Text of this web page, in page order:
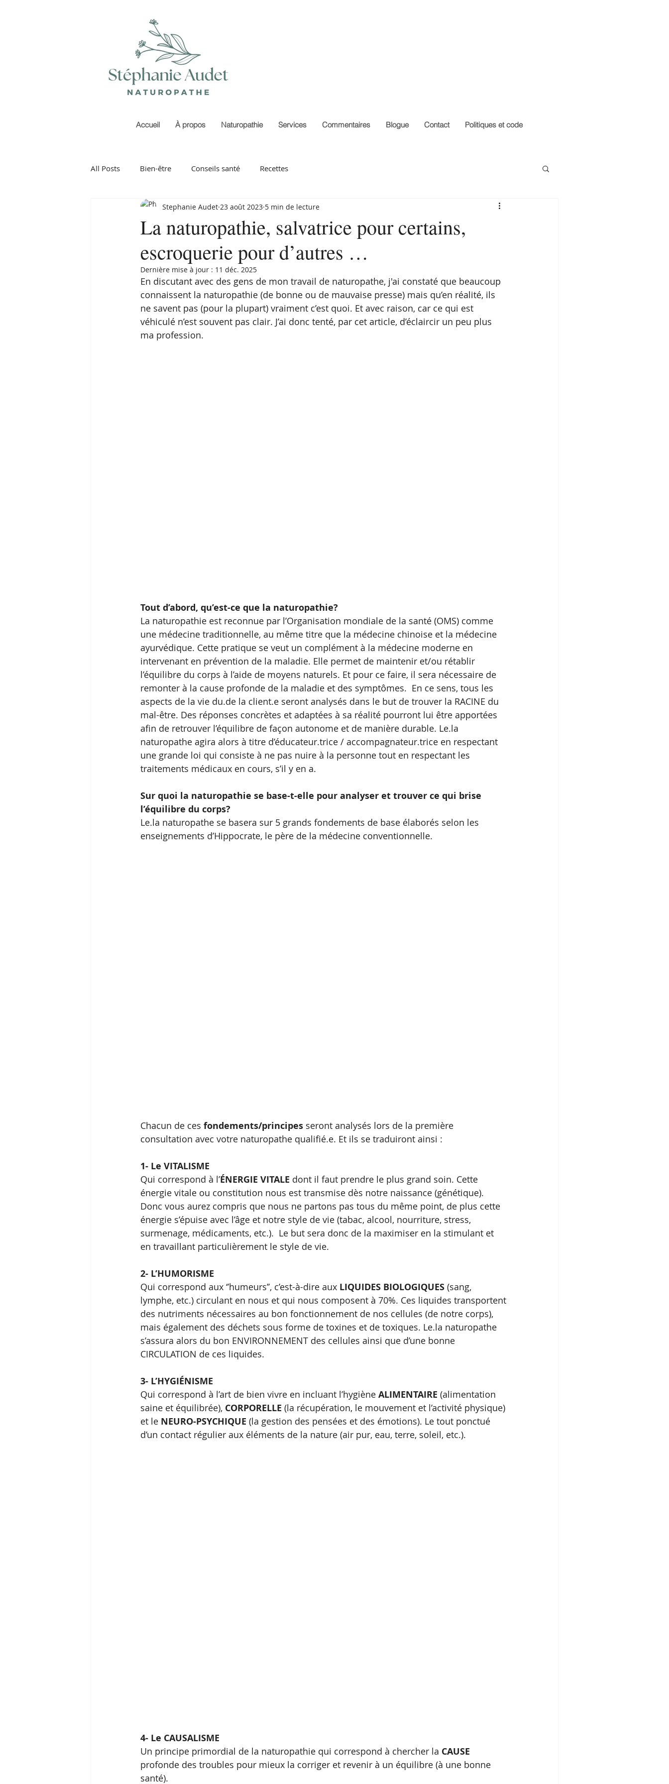
Accueil À propos Naturopathie Services Commentaires Blogue Contact Politiques et code
All Posts Bien-être Conseils santé Recettes
La naturopathie, salvatrice pour certains,
escroquerie pour d’autres …
Stephanie Audet 23 août 2023 5 min de lecture
Dernière mise à jour : 11 déc. 2025
En discutant avec des gens de mon travail de naturopathe, j'ai constaté que beaucoup
connaissent la naturopathie (de bonne ou de mauvaise presse) mais qu’en réalité, ils
ne savent pas (pour la plupart) vraiment c’est quoi. Et avec raison, car ce qui est
véhiculé n’est souvent pas clair. J’ai donc tenté, par cet article, d’éclaircir un peu plus
ma profession.
Tout d’abord, qu’est-ce que la naturopathie?
La naturopathie est reconnue par l’Organisation mondiale de la santé (OMS) comme
une médecine traditionnelle, au même titre que la médecine chinoise et la médecine
ayurvédique. Cette pratique se veut un complément à la médecine moderne en
intervenant en prévention de la maladie. Elle permet de maintenir et/ou rétablir
l’équilibre du corps à l’aide de moyens naturels. Et pour ce faire, il sera nécessaire de
remonter à la cause profonde de la maladie et des symptômes.  En ce sens, tous les
aspects de la vie du.de la client.e seront analysés dans le but de trouver la RACINE du
mal-être. Des réponses concrètes et adaptées à sa réalité pourront lui être apportées
afin de retrouver l’équilibre de façon autonome et de manière durable. Le.la
naturopathe agira alors à titre d’éducateur.trice / accompagnateur.trice en respectant
une grande loi qui consiste à ne pas nuire à la personne tout en respectant les
traitements médicaux en cours, s’il y en a.
Sur quoi la naturopathie se base-t-elle pour analyser et trouver ce qui brise
l’équilibre du corps?
Le.la naturopathe se basera sur 5 grands fondements de base élaborés selon les
enseignements d’Hippocrate, le père de la médecine conventionnelle.
Chacun de ces fondements/principes seront analysés lors de la première
consultation avec votre naturopathe qualifié.e. Et ils se traduiront ainsi :
1- Le VITALISME
Qui correspond à l’ÉNERGIE VITALE dont il faut prendre le plus grand soin. Cette
énergie vitale ou constitution nous est transmise dès notre naissance (génétique).
Donc vous aurez compris que nous ne partons pas tous du même point, de plus cette
énergie s’épuise avec l’âge et notre style de vie (tabac, alcool, nourriture, stress,
surmenage, médicaments, etc.).  Le but sera donc de la maximiser en la stimulant et
en travaillant particulièrement le style de vie.
2- L’HUMORISME
Qui correspond aux ‘’humeurs’’, c’est-à-dire aux LIQUIDES BIOLOGIQUES (sang,
lymphe, etc.) circulant en nous et qui nous composent à 70%. Ces liquides transportent
des nutriments nécessaires au bon fonctionnement de nos cellules (de notre corps),
mais également des déchets sous forme de toxines et de toxiques. Le.la naturopathe
s’assura alors du bon ENVIRONNEMENT des cellules ainsi que d’une bonne
CIRCULATION de ces liquides.
3- L’HYGIÉNISME
Qui correspond à l’art de bien vivre en incluant l’hygiène ALIMENTAIRE (alimentation
saine et équilibrée), CORPORELLE (la récupération, le mouvement et l’activité physique)
et le NEURO-PSYCHIQUE (la gestion des pensées et des émotions). Le tout ponctué
d’un contact régulier aux éléments de la nature (air pur, eau, terre, soleil, etc.).
4- Le CAUSALISME
Un principe primordial de la naturopathie qui correspond à chercher la CAUSE
profonde des troubles pour mieux la corriger et revenir à un équilibre (à une bonne
santé).